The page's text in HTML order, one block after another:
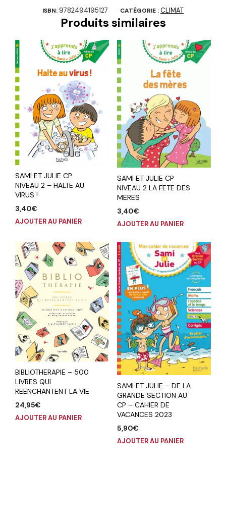
ISBN: 9782494195127 CATÉGORIE :CLIMAT
Produits similaires
SAMI ET JULIE CP
NIVEAU 2 – HALTE AU
VIRUS !
3,40€
AJOUTER AU PANIER
SAMI ET JULIE CP
NIVEAU 2 LA FETE DES
MERES
3,40€
AJOUTER AU PANIER
BIBLIOTHERAPIE – 500
LIVRES QUI
REENCHANTENT LA VIE
24,95€
AJOUTER AU PANIER
SAMI ET JULIE – DE LA
GRANDE SECTION AU
CP – CAHIER DE
VACANCES 2023
5,90€
AJOUTER AU PANIER